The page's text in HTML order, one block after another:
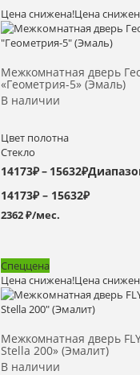
Цена снижена!Цена
Межкомнатная дверь
«Геометрия-5» (Эмаль)
В наличии
Цвет полотна
Стекло
14173₽– 15632₽
14173₽ – 15632₽
2362 ₽/мес.
Выбрать >
Спеццена
Цена снижена!Цена
Межкомнатная дверь
Stella 200» (Эмалит)
В наличии
Выбрать >